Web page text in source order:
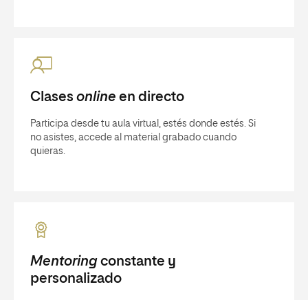
Clases online en directo
Participa desde tu aula virtual, estés donde estés. Si
no asistes, accede al material grabado cuando
quieras.
Mentoringconstante y
personalizado